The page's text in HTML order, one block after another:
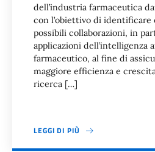
dell’industria farmaceutica
con l’obiettivo di identificare
possibili collaborazioni, in
applicazioni dell’intelligenza
farmaceutico, al fine di
maggiore efficienza e
ricerca […]
LEGGI DI PIÙ